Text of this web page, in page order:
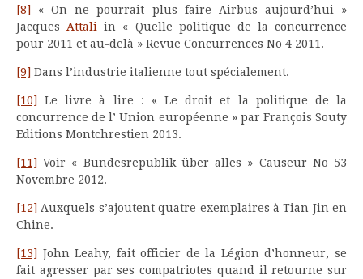
[8]
« On ne pourrait plus faire Airbus aujourd’hui »
Jacques Attali in « Quelle politique de la concurrence
pour 2011 et au-delà » Revue Concurrences No 4 2011.
[9] Dans l’industrie italienne tout spécialement.
[10]
Le livre à lire : « Le droit et la politique de la
concurrence de l’ Union européenne » par François Souty
Editions Montchrestien 2013.
[11] Voir « Bundesrepublik über alles » Causeur No 53
Novembre 2012.
[12] Auxquels s’ajoutent quatre exemplaires à Tian Jin en
Chine.
[13] John Leahy, fait officier de la Légion d’honneur, se
fait agresser par ses compatriotes quand il retourne sur